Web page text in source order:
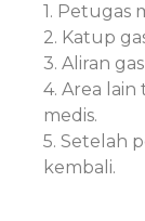
1. Petugas
2. Katup
3. Aliran
4. Area
medis.
5. Setelah
kembali.